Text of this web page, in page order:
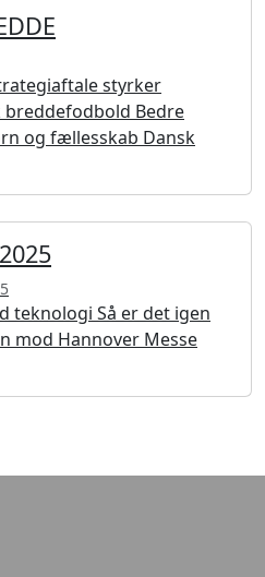
styrker
Bedre
og fællesskab Dansk
teknologi Så er det igen
mod Hannover Messe